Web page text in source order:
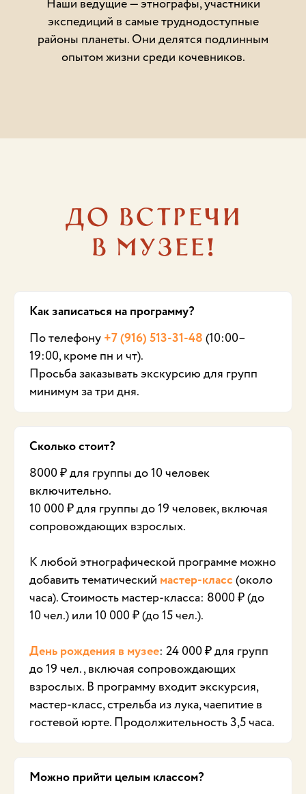
Наши ведущие — этнографы, участники
экспедиций в самые труднодоступные
районы планеты. Они делятся подлинным
опытом жизни среди кочевников.
До встречи
в музее!
Как записаться на программу?
По телефону +7 (916) 513-31-48 (10:00–
19:00, кроме пн и чт).
Просьба заказывать экскурсию для групп
минимум за три дня.
Сколько стоит?
8000 ₽ для группы до 10 человек
включительно.
10 000 ₽ для группы до 19 человек, включая
сопровождающих взрослых.
К любой этнографической программе можно
добавить тематический мастер-класс (около
часа). Стоимость мастер-класса: 8000 ₽ (до
10 чел.) или 10 000 ₽ (до 15 чел.).
День рождения в музее: 24 000 ₽ для групп
до 19 чел., включая сопровождающих
взрослых. В программу входит экскурсия,
мастер-класс, стрельба из лука, чаепитие в
гостевой юрте. Продолжительность 3,5 часа.
Можно прийти целым классом?